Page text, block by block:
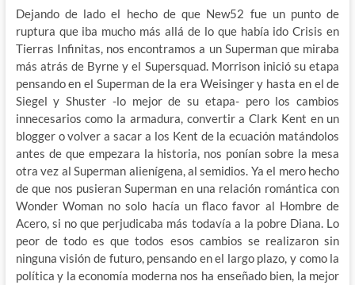
Dejando de lado el hecho de que New52 fue un punto de
ruptura que iba mucho más allá de lo que había ido Crisis en
Tierras Infinitas, nos encontramos a un Superman que miraba
más atrás de Byrne y el Supersquad. Morrison inició su etapa
pensando en el Superman de la era Weisinger y hasta en el de
Siegel y Shuster -lo mejor de su etapa- pero los cambios
innecesarios como la armadura, convertir a Clark Kent en un
blogger o volver a sacar a los Kent de la ecuación matándolos
antes de que empezara la historia, nos ponían sobre la mesa
otra vez al Superman alienígena, al semidios. Ya el mero hecho
de que nos pusieran Superman en una relación romántica con
Wonder Woman no solo hacía un flaco favor al Hombre de
Acero, si no que perjudicaba más todavía a la pobre Diana. Lo
peor de todo es que todos esos cambios se realizaron sin
ninguna visión de futuro, pensando en el largo plazo, y como la
política y la economía moderna nos ha enseñado bien, la mejor